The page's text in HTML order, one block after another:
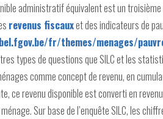
administratif équivalent est un
revenus fiscauxet des indicateurs de
fr/themes/menages/
types de questions que SILC et les
comme concept de revenu, en
ce revenu disponible est converti en
Sur base de l’enquête SILC, les